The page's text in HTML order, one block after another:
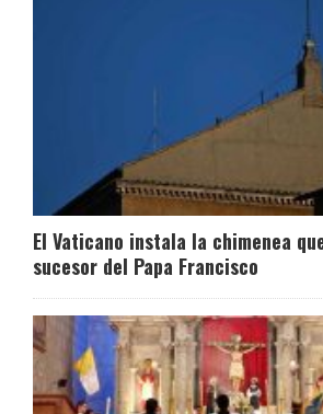
El Vaticano instala la chimenea
sucesor del Papa Francisco